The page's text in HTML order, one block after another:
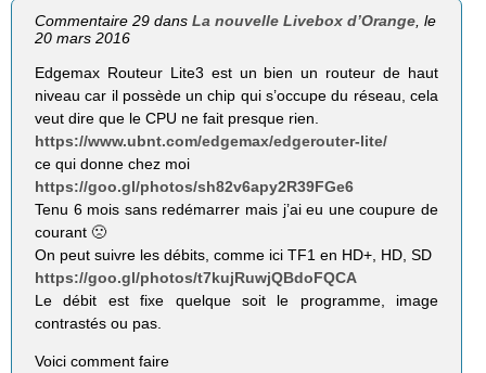
Commentaire 29 dansLa nouvelle Livebox d’Orange , le
20 mars 2016
Edgemax Routeur Lite3 est un bien un routeur de haut
niveau car il possède un chip qui s’occupe du réseau, cela
veut dire que le CPU ne fait presque rien.
https://www.ubnt.com/edgemax/edgerouter-lite/
ce qui donne chez moi
https://goo.gl/photos/sh82v6apy2R39FGe6
Tenu 6 mois sans redémarrer mais j’ai eu une coupure de
courant 🙁
On peut suivre les débits, comme ici TF1 en HD+, HD, SD
https://goo.gl/photos/t7kujRuwjQBdoFQCA
Le débit est fixe quelque soit le programme, image
contrastés ou pas.
Voici comment faire